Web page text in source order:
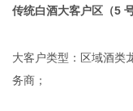
传统白酒大客户区（5 号
大客户类型：区域酒类
务商；